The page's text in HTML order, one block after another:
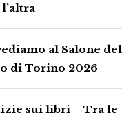
al Salone del
di Torino 2026
sui libri – Tra le